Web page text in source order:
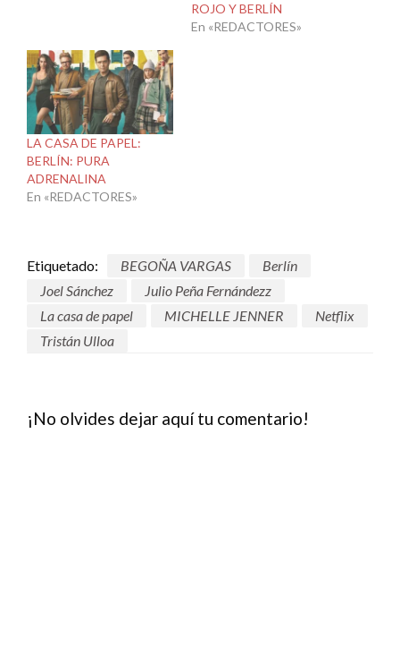
ROJO Y BERLÍN
En «REDACTORES»
LA CASA DE PAPEL:
BERLÍN: PURA
ADRENALINA
En «REDACTORES»
Etiquetado: BEGOÑA VARGAS
Berlín
Joel Sánchez
Julio Peña Fernándezz
La casa de papel
MICHELLE JENNER
Netflix
Tristán Ulloa
¡No olvides dejar aquí tu comentario!